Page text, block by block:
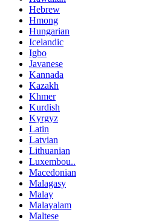
Hebrew
Hmong
Hungarian
Icelandic
Igbo
Javanese
Kannada
Kazakh
Khmer
Kurdish
Kyrgyz
Latin
Latvian
Lithuanian
Luxembou..
Macedonian
Malagasy
Malay
Malayalam
Maltese